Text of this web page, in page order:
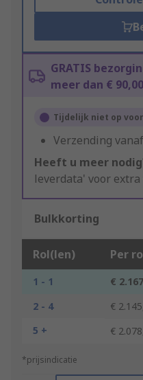
GRATIS
meer dan € 90,00
Tijdelijk niet op
Verzending vanaf
Heeft u meer
leverdata' voor
Bulkkorting
Rol(len) Per
1 - 1 €
2 - 4
€
5 +
€
*prijsindicatie